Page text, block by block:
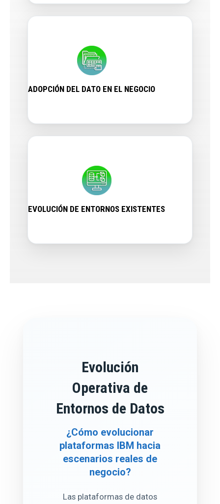
ADOPCIÓN DEL DATO EN EL NEGOCIO
EVOLUCIÓN DE ENTORNOS EXISTENTES
Evolución
Operativa de
Entornos de Datos
¿Cómo evolucionar
plataformas IBM hacia
escenarios reales de
negocio?
Las plataformas de datos